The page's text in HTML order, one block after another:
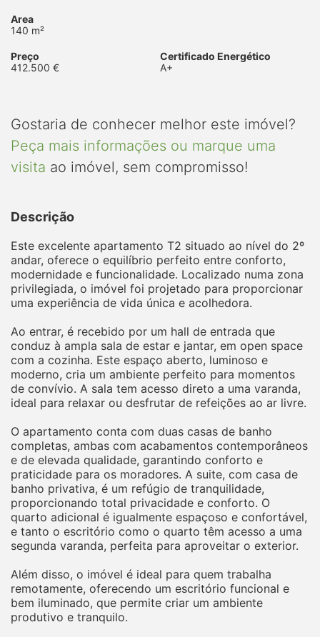
Area
140 m²
Preço
412.500 €
Certificado Energético
A+
Gostaria de conhecer melhor este imóvel?
Peça mais informações ou marque uma
visita ao imóvel, sem compromisso!
Descrição
Este excelente apartamento T2 situado ao nível do 2º
andar, oferece o equilíbrio perfeito entre conforto,
modernidade e funcionalidade. Localizado numa zona
privilegiada, o imóvel foi projetado para proporcionar
uma experiência de vida única e acolhedora.
Ao entrar, é recebido por um hall de entrada que
conduz à ampla sala de estar e jantar, em open space
com a cozinha. Este espaço aberto, luminoso e
moderno, cria um ambiente perfeito para momentos
de convívio. A sala tem acesso direto a uma varanda,
ideal para relaxar ou desfrutar de refeições ao ar livre.
O apartamento conta com duas casas de banho
completas, ambas com acabamentos contemporâneos
e de elevada qualidade, garantindo conforto e
praticidade para os moradores. A suite, com casa de
banho privativa, é um refúgio de tranquilidade,
proporcionando total privacidade e conforto. O
quarto adicional é igualmente espaçoso e confortável,
e tanto o escritório como o quarto têm acesso a uma
segunda varanda, perfeita para aproveitar o exterior.
Além disso, o imóvel é ideal para quem trabalha
remotamente, oferecendo um escritório funcional e
bem iluminado, que permite criar um ambiente
produtivo e tranquilo.